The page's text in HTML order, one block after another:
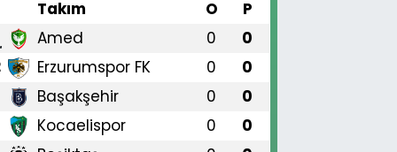
Takım O P
Amed 0 0
Erzurumspor FK 0 0
Başakşehir 0 0
Kocaelispor 0 0